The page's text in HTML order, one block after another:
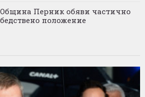
Община Перник обяви частично
бедствено положение